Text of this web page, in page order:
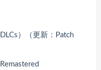
）（更新：Patch